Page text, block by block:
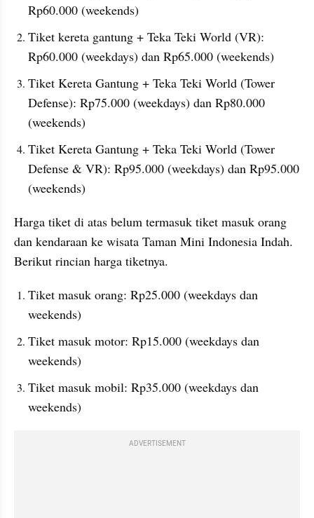
Rp60.000 (weekends)
Tiket kereta gantung + Teka Teki World (VR):
Rp60.000 (weekdays) dan Rp65.000 (weekends)
Tiket Kereta Gantung + Teka Teki World (Tower
Defense): Rp75.000 (weekdays) dan Rp80.000
(weekends)
Tiket Kereta Gantung + Teka Teki World (Tower
Defense & VR): Rp95.000 (weekdays) dan Rp95.000
(weekends)
Harga tiket di atas belum termasuk tiket masuk orang
dan kendaraan ke wisata Taman Mini Indonesia Indah.
Berikut rincian harga tiketnya.
Tiket masuk orang: Rp25.000 (weekdays dan
weekends)
Tiket masuk motor: Rp15.000 (weekdays dan
weekends)
Tiket masuk mobil: Rp35.000 (weekdays dan
weekends)
ADVERTISEMENT